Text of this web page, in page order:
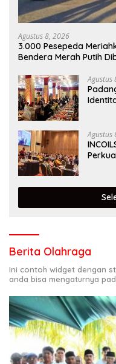
Agustus 8, 2026
3.000 Pesepeda
Bendera Merah Putih
Agustus
Agustus
Berita Olahraga
Ini contoh widget dengan
anda bisa mengaturnya